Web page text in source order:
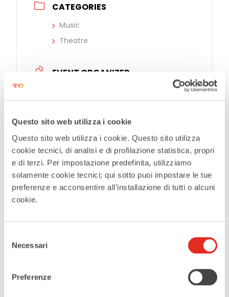
Questo sito web utilizza i cookie
Questo sito web utilizza i cookie. Questo sito utilizza
cookie tecnici, di analisi e di profilazione statistica, propri
e di terzi. Per impostazione predefinita, utilizziamo
solamente cookie tecnici; qui sotto puoi impostare le tue
preferenze e acconsentire all’installazione di tutti o alcuni
cookie.
delNecessari
Preferenze
CATEGORIES
Music
Theatre
EVENT ORGANIZER
Tickets
Tags: DANCE , PRELUDES ,